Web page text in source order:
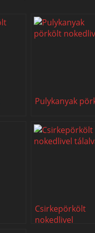
Pulykanyak
Csirkepörkölt
nokedlivel